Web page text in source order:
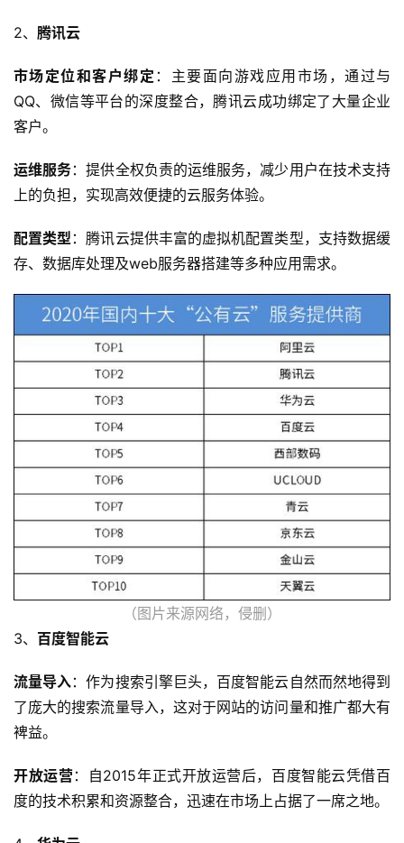
云
计
算
助
中
心
技
2、 腾讯云
市场定位和客户绑定 ：主要面向游戏应用市场，通过与
QQ、微信等平台的深度整合，腾讯云成功绑定了大量企业
客户。
运维服务：提供全权负责的运维服务，减少用户在技术支持
上的负担，实现高效便捷的云服务体验。
配置类型：腾讯云提供丰富的虚拟机配置类型，支持数据缓
存、数据库处理及web服务器搭建等多种应用需求。
（图片来源网络，侵删）
3、 百度智能云
流量导入：作为搜索引擎巨头，百度智能云自然而然地得到
了庞大的搜索流量导入，这对于网站的访问量和推广都大有
裨益。
开放运营：自2015年正式开放运营后，百度智能云凭借百
度的技术积累和资源整合，迅速在市场上占据了一席之地。